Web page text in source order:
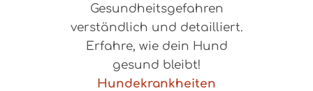
Gesundheitsgefahren
verständlich und detailliert.
Erfahre, wie dein Hund
gesund bleibt!
Hundekrankheiten